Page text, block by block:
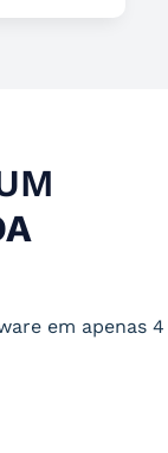
em apenas 4